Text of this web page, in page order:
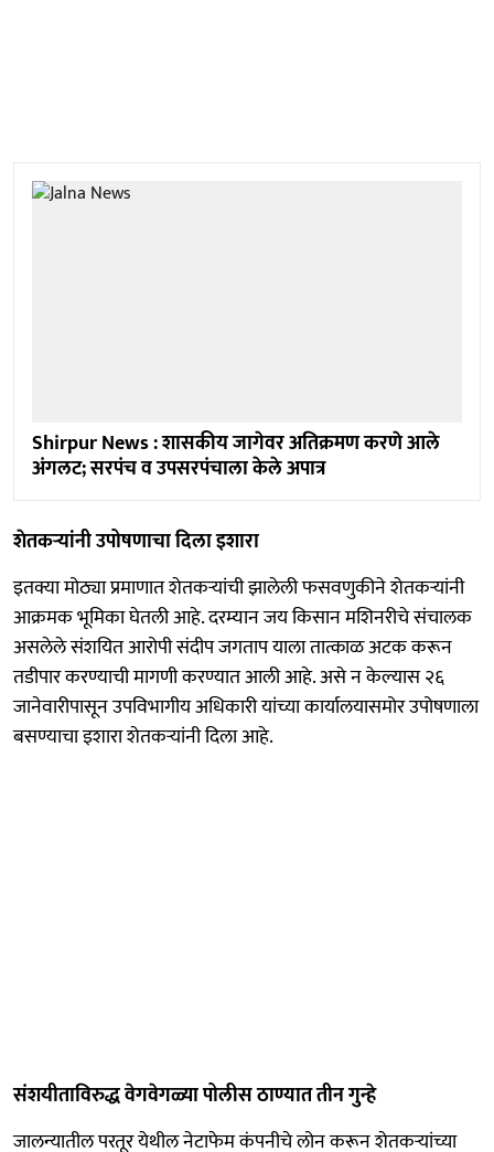
Shirpur News : शासकीय जागेवर अतिक्रमण करणे आले
अंगलट; सरपंच व उपसरपंचाला केले अपात्र
शेतकऱ्यांनी उपोषणाचा दिला इशारा
इतक्या मोठ्या प्रमाणात शेतकऱ्यांची झालेली फसवणुकीने शेतकऱ्यांनी
आक्रमक भूमिका घेतली आहे. दरम्यान जय किसान मशिनरीचे संचालक
असलेले संशयित आरोपी संदीप जगताप याला तात्काळ अटक करून
तडीपार करण्याची मागणी करण्यात आली आहे. असे न केल्यास २६
जानेवारीपासून उपविभागीय अधिकारी यांच्या कार्यालयासमोर उपोषणाला
बसण्याचा इशारा शेतकऱ्यांनी दिला आहे.
संशयीताविरुद्ध वेगवेगळ्या पोलीस ठाण्यात तीन गुन्हे
जालन्यातील परतूर येथील नेटाफेम कंपनीचे लोन करून शेतकऱ्यांच्या